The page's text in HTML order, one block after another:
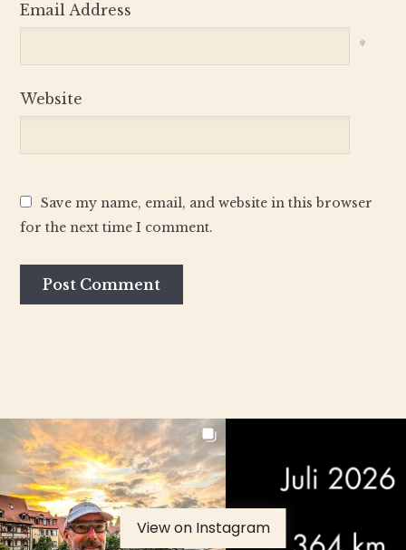
Email Address
*
Website
Save my name, email, and website in this browser
for the next time I comment.
View on Instagram